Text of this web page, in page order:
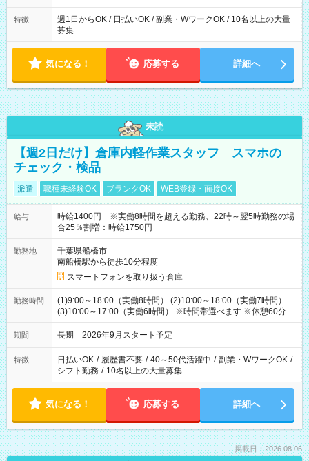
特徴
週1日からOK / 日払いOK / 副業・WワークOK / 10名以上の大量
募集
気になる！ 応募する 詳細へ
未読
【週2日だけ】倉庫内軽作業スタッフ スマホの
チェック・検品
派遣 職種未経験OK ブランクOK WEB登録・面接OK
給与
時給1400円 ※実働8時間を超える勤務、22時～翌5時勤務の場
合25％割増：時給1750円
勤務地
千葉県船橋市
南船橋駅から徒歩10分程度
スマートフォンを取り扱う倉庫
勤務時間
(1)9:00～18:00（実働8時間） (2)10:00～18:00（実働7時間）
(3)10:00～17:00（実働6時間） ※時間帯選べます ※休憩60分
期間 長期 2026年9月スタート予定
特徴 日払いOK / 履歴書不要 / 40～50代活躍中 / 副業・WワークOK /
シフト勤務 / 10名以上の大量募集
気になる！ 応募する 詳細へ
掲載日：2026.08.06